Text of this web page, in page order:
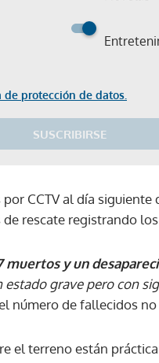
protección de datos.
SUSCRIBIRSE
CCTV al día
rescate registrando los
muertos y un
grave pero con
número de fallecidos
el terreno están